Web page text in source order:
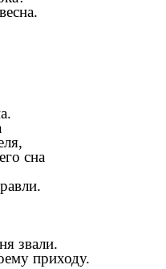
сна
звали.
приходу.